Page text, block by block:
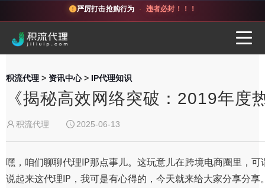
严厉打击抢购行为 · 违者必封！！！
积流代理 > 资讯中心> IP代理知识
《揭秘高效网络突破：2019年度
积流代理 2025-06-13
嘿，咱们聊聊代理IP那点事儿。这玩意儿在跨境电商圈里，
说起来这代理IP，我可是有心得的，今天就来给大家分享分享